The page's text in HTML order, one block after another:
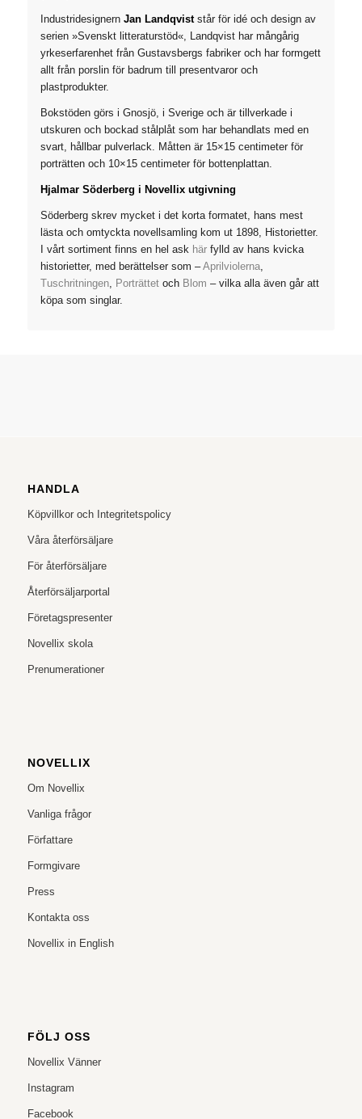
Industridesignern Jan Landqvist står för idé och design av
serien »Svenskt litteraturstöd«, Landqvist har mångårig
yrkeserfarenhet från Gustavsbergs fabriker och har formgett
allt från porslin för badrum till presentvaror och
plastprodukter.
Bokstöden görs i Gnosjö, i Sverige och är tillverkade i
utskuren och bockad stålplåt som har behandlats med en
svart, hållbar pulverlack. Måtten är 15×15 centimeter för
porträtten och 10×15 centimeter för bottenplattan.
Hjalmar Söderberg i Novellix utgivning
Söderberg skrev mycket i det korta formatet, hans mest
lästa och omtyckta novellsamling kom ut 1898,
Historietter.
I vårt sortiment finns en hel ask härfylld av hans kvicka
historietter, med berättelser som –Aprilviolerna,
Tuschritningen, Porträttetoch Blom – vilka alla även går att
köpa som singlar.
HANDLA
Köpvillkor och Integritetspolicy
Våra återförsäljare
För återförsäljare
Återförsäljarportal
Företagspresenter
Novellix skola
Prenumerationer
NOVELLIX
Om Novellix
Vanliga frågor
Författare
Formgivare
Press
Kontakta oss
Novellix in English
FÖLJ OSS
Novellix Vänner
Instagram
Facebook